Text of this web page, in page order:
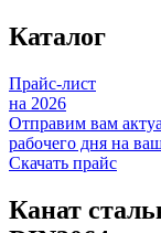
Каталог
Прайс-лист
на 2026
Отправим вам
рабочего дня на
Скачать прайс
Канат